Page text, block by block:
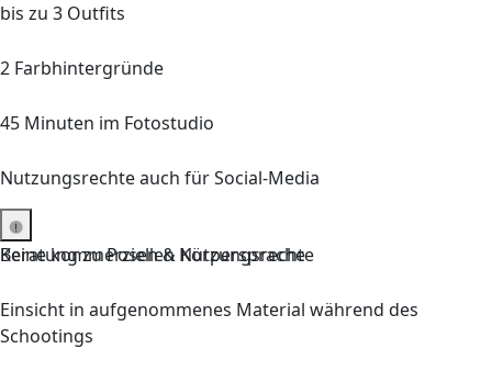
bis zu 3 Outfits
2 Farbhintergründe
45 Minuten im Fotostudio
Nutzungsrechte auch für Social-Media
Keine kommerziellen Nutzungsrechte
Beratungzu Posen & Körpersprache
Einsicht in aufgenommenes Material während des
Schootings